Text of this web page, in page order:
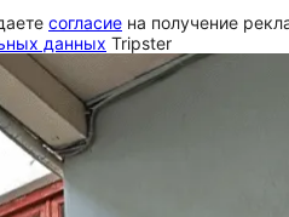
согласие на получение
данных Tripster